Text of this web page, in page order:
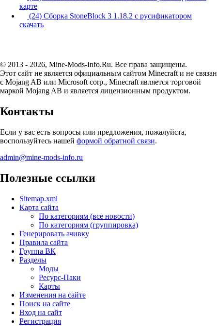
карте
(24) Сборка StoneBlock 3 1.18.2 с русификатором
скачать
© 2013 - 2026, Mine-Mods-Info.Ru. Все права защищены.
Этот сайт не является официальным сайтом Minecraft и не связан
с Mojang AB или Microsoft corp., Minecraft является торговой
маркой Mojang AB и является лицензионным продуктом.
Контакты
Если у вас есть вопросы или предложения, пожалуйста,
воспользуйтесь нашей формой обратной связи.
admin@mine-mods-info.ru
Полезные ссылки
Sitemap.xml
Карта сайта
По категориям (все новости)
По категориям (группировка)
Генерировать ачивку
Правила сайта
Группа ВК
Разделы
Моды
Ресурс-Паки
Карты
Изменения на сайте
Поиск на сайте
Вход на сайт
Регистрация